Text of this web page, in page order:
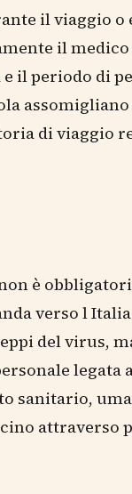
il viaggio
il
il periodo di
di viaggio
è
verso l
del virus,
legata
sanitario,
attraverso